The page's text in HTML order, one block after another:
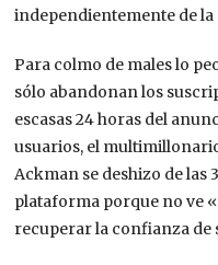
independientemente de la
Para colmo de males lo
sólo abandonan los
escasas 24 horas del
usuarios, el
Ackman se deshizo de las
plataforma porque no ve
recuperar la confianza de